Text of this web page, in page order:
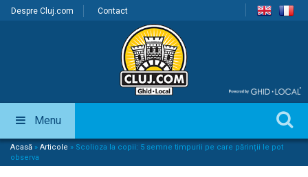
Despre Cluj.com Contact
Menu
Acasă » Articole » Scolioza la copii: 5 semne timpurii pe care părinții le pot
observa